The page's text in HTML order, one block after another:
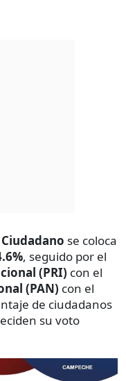
se coloca
, seguido por el
(PRI) con el
(PAN) con el
de ciudadanos
su voto